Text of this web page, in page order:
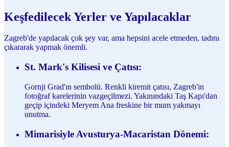
Keşfedilecek Yerler ve Yapılacaklar
Zagreb'de yapılacak çok şey var, ama hepsini acele etmeden, tadını
çıkararak yapmak önemli.
St. Mark's Kilisesi ve Çatısı:
Gornji Grad'ın sembolü. Renkli kiremit çatısı, Zagreb'in
fotoğraf karelerinin vazgeçilmezi. Yakınındaki Taş Kapı'dan
geçip içindeki Meryem Ana freskine bir mum yakmayı
unutma.
Mimarisiyle Avusturya-Macaristan Dönemi: